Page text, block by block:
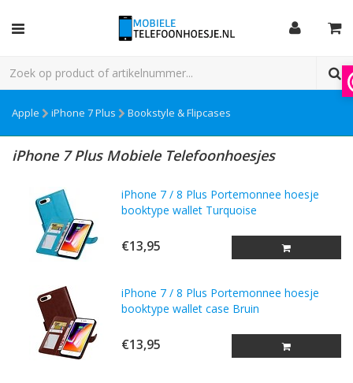
Apple iPhone 7 Plus Bookstyle & Flipcases
iPhone 7 Plus Mobiele Telefoonhoesjes
iPhone 7 / 8 Plus Portemonnee hoesje
booktype wallet Turquoise
€13,95
iPhone 7 / 8 Plus Portemonnee hoesje
booktype wallet case Bruin
€13,95